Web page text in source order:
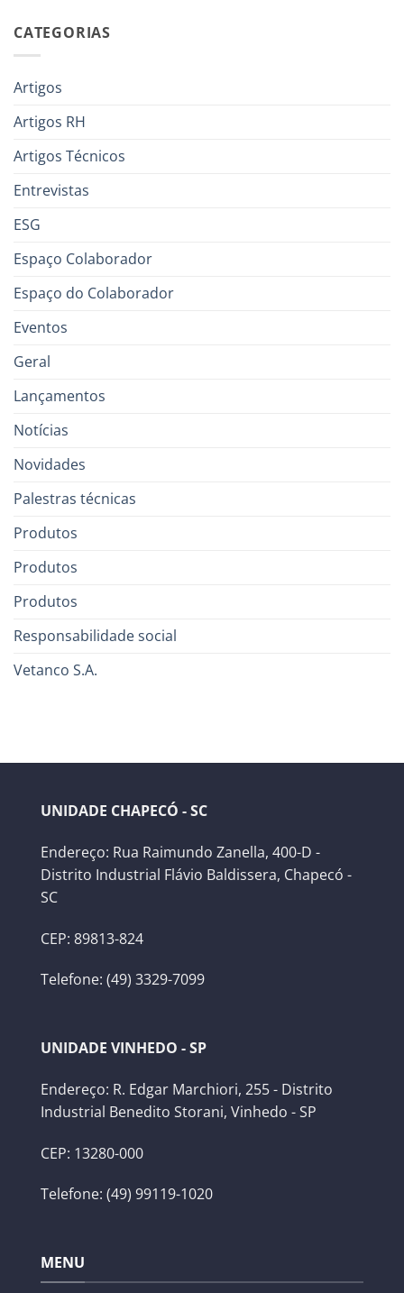
CATEGORIAS
Artigos
Artigos RH
Artigos Técnicos
Entrevistas
ESG
Espaço Colaborador
Espaço do Colaborador
Eventos
Geral
Lançamentos
Notícias
Novidades
Palestras técnicas
Produtos
Produtos
Produtos
Responsabilidade social
Vetanco S.A.
UNIDADE CHAPECÓ - SC
Endereço: Rua Raimundo Zanella, 400-D -
Distrito Industrial Flávio Baldissera, Chapecó -
SC
CEP: 89813-824
Telefone: (49) 3329-7099
UNIDADE VINHEDO - SP
Endereço: R. Edgar Marchiori, 255 - Distrito
Industrial Benedito Storani, Vinhedo - SP
CEP: 13280-000
Telefone: (49) 99119-1020
MENU